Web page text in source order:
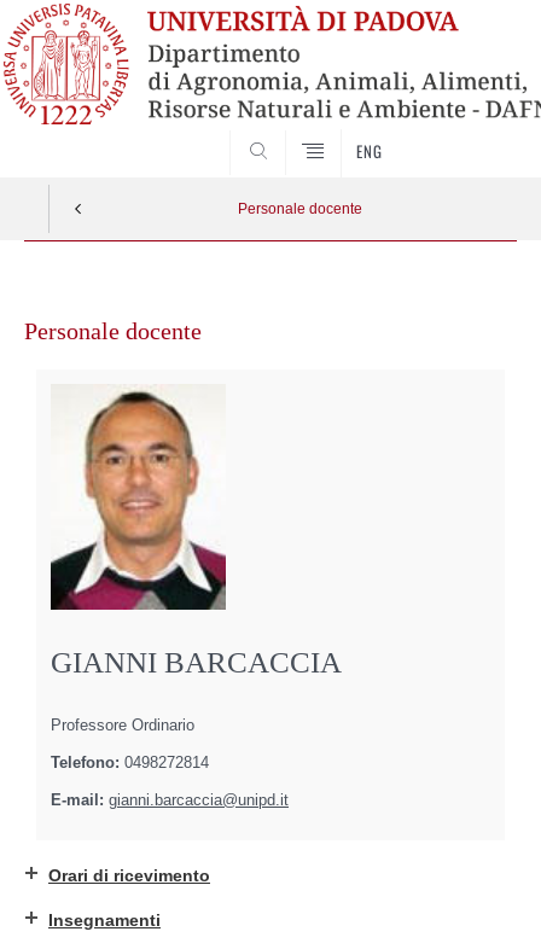
ENG
Personale docente
contenuto
Personale docente
GIANNI BARCACCIA
Professore Ordinario
Telefono: 0498272814
E-mail: gianni.barcaccia@unipd.it
Orari di ricevimento
Insegnamenti